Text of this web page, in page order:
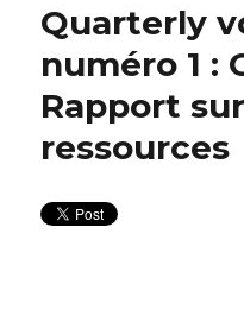
Quarterly
numéro 1 :
Rapport
ressources